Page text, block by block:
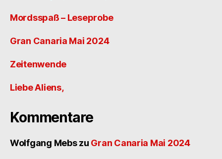
Mordsspaß – Leseprobe
Gran Canaria Mai 2024
Zeitenwende
Liebe Aliens,
Kommentare
Wolfgang Mebszu Gran Canaria Mai 2024